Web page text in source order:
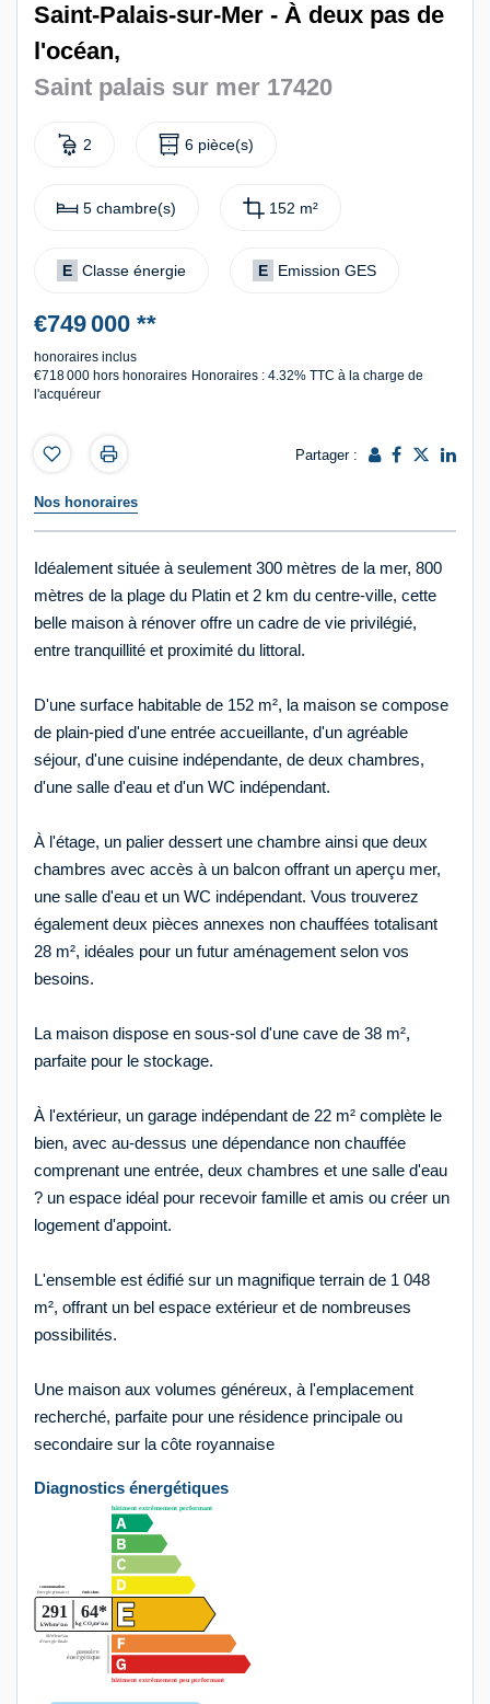
Saint-Palais-sur-Mer - À deux pas de
l'océan,
Saint palais sur mer 17420
2 6 pièce(s)
5 chambre(s) 152 m²
E Classe énergie E Emission GES
€749 000 **
honoraires inclus
€718 000 hors honoraires Honoraires : 4.32% TTC à la charge de
l'acquéreur
Partager :
Nos honoraires
Idéalement située à seulement 300 mètres de la mer, 800
mètres de la plage du Platin et 2 km du centre-ville, cette
belle maison à rénover offre un cadre de vie privilégié,
entre tranquillité et proximité du littoral.
D'une surface habitable de 152 m², la maison se compose
de plain-pied d'une entrée accueillante, d'un agréable
séjour, d'une cuisine indépendante, de deux chambres,
d'une salle d'eau et d'un WC indépendant.
À l'étage, un palier dessert une chambre ainsi que deux
chambres avec accès à un balcon offrant un aperçu mer,
une salle d'eau et un WC indépendant. Vous trouverez
également deux pièces annexes non chauffées totalisant
28 m², idéales pour un futur aménagement selon vos
besoins.
La maison dispose en sous-sol d'une cave de 38 m²,
parfaite pour le stockage.
À l'extérieur, un garage indépendant de 22 m² complète le
bien, avec au-dessus une dépendance non chauffée
comprenant une entrée, deux chambres et une salle d'eau
? un espace idéal pour recevoir famille et amis ou créer un
logement d'appoint.
L'ensemble est édifié sur un magnifique terrain de 1 048
m², offrant un bel espace extérieur et de nombreuses
possibilités.
Une maison aux volumes généreux, à l'emplacement
recherché, parfaite pour une résidence principale ou
secondaire sur la côte royannaise
Diagnostics énergétiques